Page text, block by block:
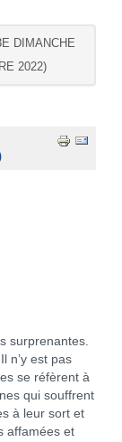
DIMANCHE
2022)
n’y est pas
se réfèrent à
qui souffrent
à leur sort et
affamées et